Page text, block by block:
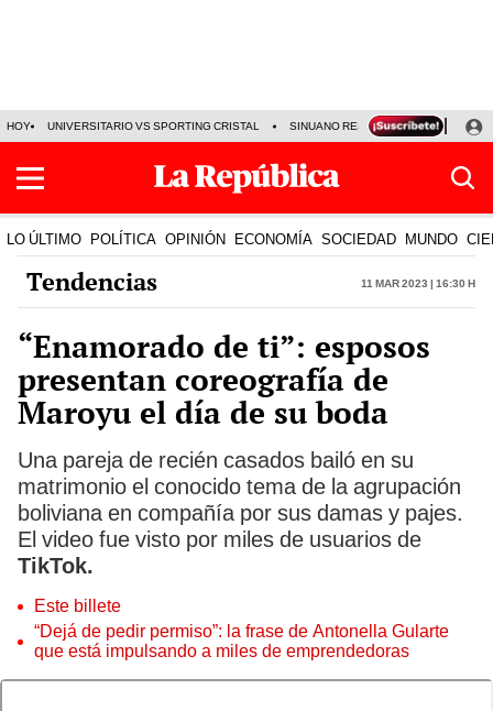
HOY UNIVERSITARIO VS SPORTING CRISTAL SINUANO RESULTADOS HOY
LO ÚLTIMO POLÍTICA OPINIÓN ECONOMÍA SOCIEDAD MUNDO
Tendencias 11 Mar 2023 | 16:30 h
“Enamorado de ti”: esposos
presentan coreografía de
Maroyu el día de su boda
Una pareja de recién casados bailó en su
matrimonio el conocido tema de la agrupación
boliviana en compañía por sus damas y pajes.
El video fue visto por miles de usuarios de
TikTok.
Este billete
“Dejá de pedir permiso”: la frase de Antonella Gularte
que está impulsando a miles de emprendedoras